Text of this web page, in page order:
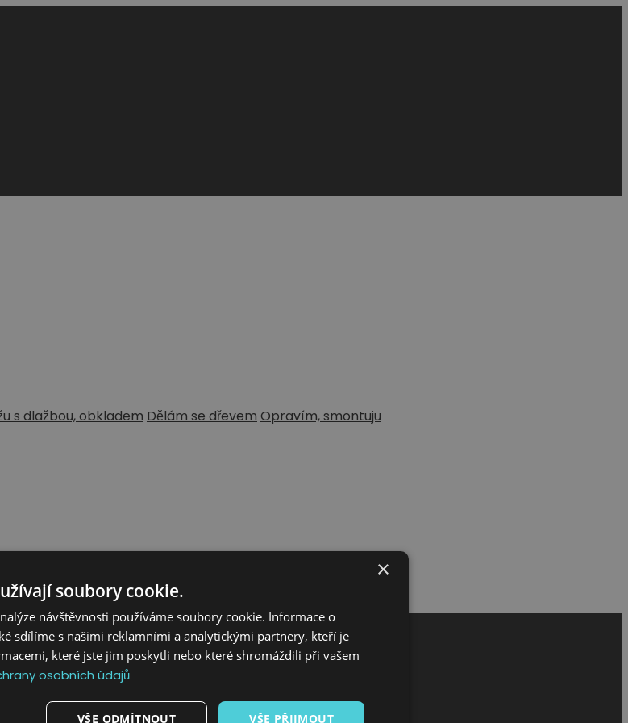
s dlažbou, obkladem Dělám se dřevem Opravím, smontuju
×
soubory cookie.
návštěvnosti používáme soubory cookie. Informace o
sdílíme s našimi reklamními a analytickými partnery, kteří je
které jste jim poskytli nebo které shromáždili při vašem
osobních údajů
VŠE PŘIJMOUT
VŠE ODMÍTNOUT